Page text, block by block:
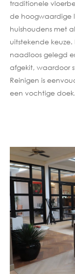
traditionele
de hoogwaardige
huishoudens met
uitstekende
naadloos gelegd
afgekit, waardoor
Reinigen is
een vochtige doek.